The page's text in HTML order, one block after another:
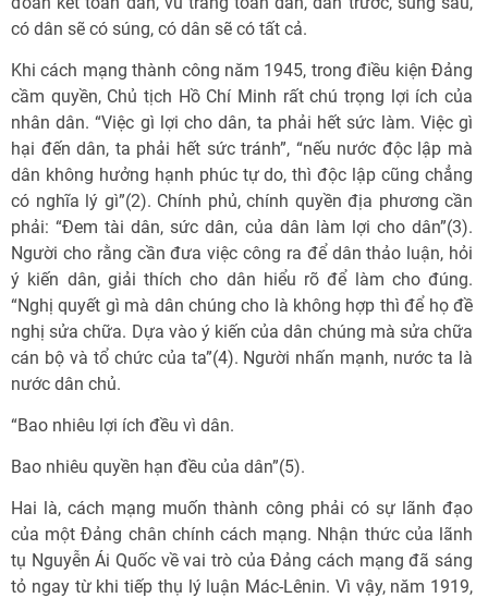
có dân sẽ có súng, có dân sẽ có tất cả.
Khi cách mạng thành công năm 1945, trong điều kiện Đảng
cầm quyền, Chủ tịch Hồ Chí Minh rất chú trọng lợi ích của
nhân dân. “Việc gì lợi cho dân, ta phải hết sức làm. Việc gì
hại đến dân, ta phải hết sức tránh”, “nếu nước độc lập mà
dân không hưởng hạnh phúc tự do, thì độc lập cũng chẳng
có nghĩa lý gì”(2). Chính phủ, chính quyền địa phương cần
phải: “Đem tài dân, sức dân, của dân làm lợi cho dân”(3).
Người cho rằng cần đưa việc công ra để dân thảo luận, hỏi
ý kiến dân, giải thích cho dân hiểu rõ để làm cho đúng.
“Nghị quyết gì mà dân chúng cho là không hợp thì để họ đề
nghị sửa chữa. Dựa vào ý kiến của dân chúng mà sửa chữa
cán bộ và tổ chức của ta”(4). Người nhấn mạnh, nước ta là
nước dân chủ.
“Bao nhiêu lợi ích đều vì dân.
Bao nhiêu quyền hạn đều của dân”(5).
Hai là, cách mạng muốn thành công phải có sự lãnh đạo
của một Đảng chân chính cách mạng. Nhận thức của lãnh
tụ Nguyễn Ái Quốc về vai trò của Đảng cách mạng đã sáng
tỏ ngay từ khi tiếp thụ lý luận Mác-Lênin. Vì vậy, năm 1919,